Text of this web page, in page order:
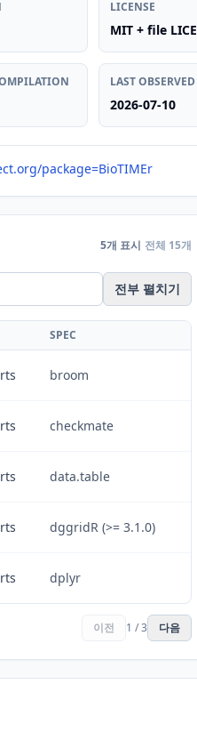
LICENSE
MIT + file
LAST OBSERVED
2026-07-10
package=BioTIMEr
5개 표시 전체 15개
전부 펼치기
SPEC
broom
checkmate
data.table
dggridR (>= 3.1.0)
dplyr
이전 1 / 3 다음